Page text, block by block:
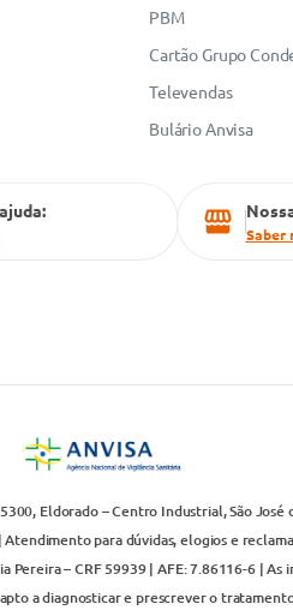
PBM
Cartão Grupo
Televendas
Bulário Anvisa
Saber
Eldorado – Centro Industrial, São
para dúvidas, elogios e
– CRF 59939 | AFE: 7.86116-6 |
a diagnosticar e prescrever o